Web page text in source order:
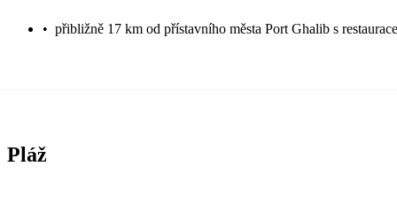
• přibližně 17 km od přístavního města Port Ghalib s
Pláž